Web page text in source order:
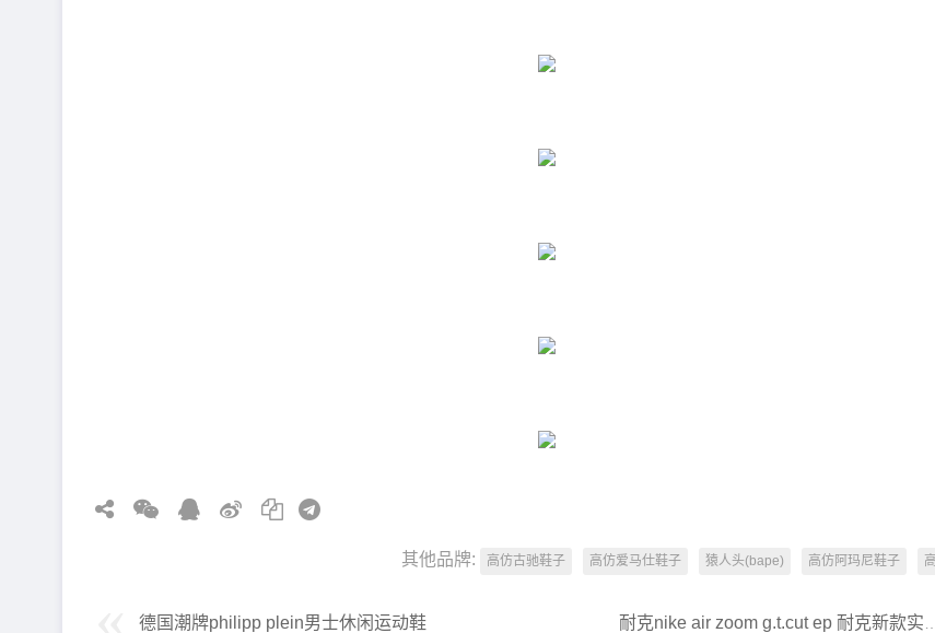
其他品牌: 高仿古驰鞋子 高仿爱马仕鞋子 猿人头(bape) 高仿阿玛尼鞋子
德国潮牌philipp plein男士休闲运动鞋